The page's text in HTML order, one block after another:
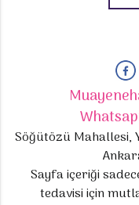
Söğütözü Mahallesi,
Sayfa içeriği
tedavisi için